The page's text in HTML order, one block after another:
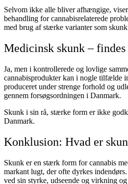
Selvom ikke alle bliver afhængige,
behandling for cannabisrelaterede
med brug af stærke varianter som
Medicinsk skunk – findes
Ja, men i kontrollerede og lovlige
cannabisprodukter kan i nogle tilfælde
produceret under strenge forhold og
gennem forsøgsordningen i Danmark.
Skunk i sin rå, stærke form er ikke
Danmark.
Konklusion: Hvad er
Skunk er en stærk form for cannabis
markant lugt, der ofte dyrkes
ved sin styrke, udseende og virkning